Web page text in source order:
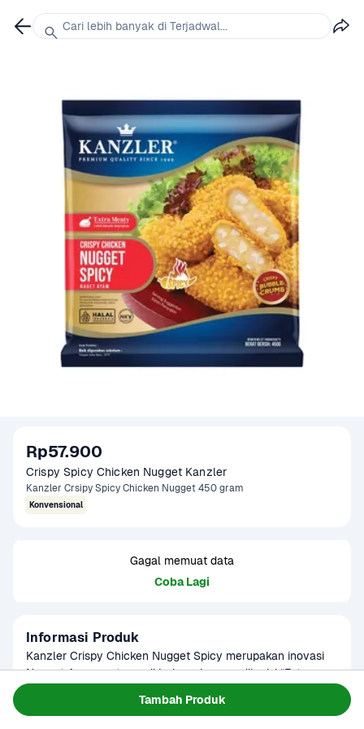
Tambah Produk
Rp57.900
Crispy Spicy Chicken Nugget Kanzler
Kanzler Crsipy Spicy Chicken Nugget 450 gram
Konvensional
Gagal memuat data
Coba Lagi
Informasi Produk
Kanzler Crispy Chicken Nugget Spicy merupakan inovasi
Nugget Ayam pertama di Indonesia yang dilapisi “Extra
memberikan sensasi ekstra renyah yang belum pernah ada
Terjadwal
Cari lebih banyak di Terjadwal...